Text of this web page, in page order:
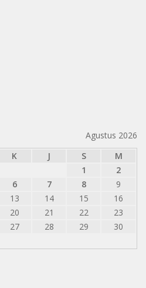
Agustus 2026
K J S
M
1
2
6 7 8
9
13 14 15
16
20 21 22
23
27 28 29
30